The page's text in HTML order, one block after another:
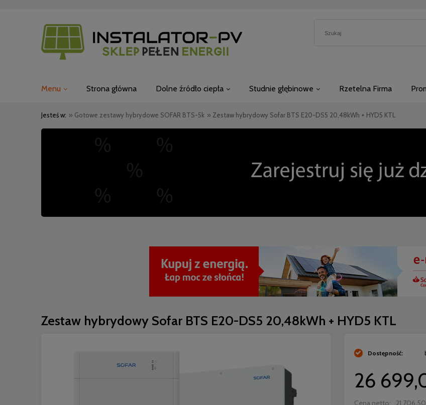
Menu Strona główna Dolne źródło ciepła Studnie głębinowe Rzetelna Firma
Jesteś w: » Gotowe zestawy hybrydowe SOFAR BTS-5k » Zestaw hybrydowy Sofar BTS E20-DS5 20,48kWh + HYD5 KTL
Zestaw hybrydowy Sofar BTS E20-DS5 20,48kWh + HYD5 KTL
Dostępność:
26
Cena netto: 21 706,50